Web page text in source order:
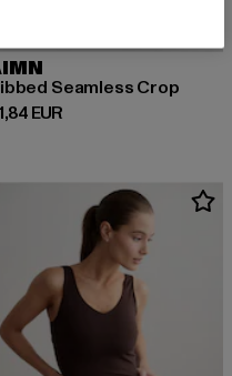
EUR
Seamless Crop
EUR
courant: 41,84 EUR